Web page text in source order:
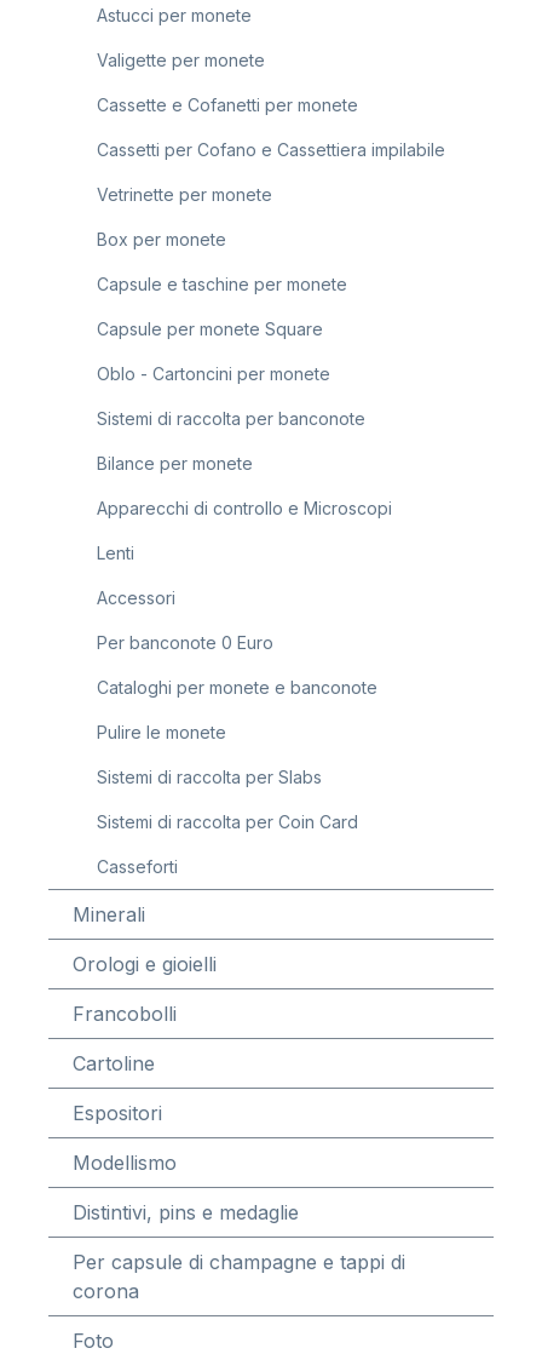
Astucci per monete
Valigette per monete
Cassette e Cofanetti per monete
Cassetti per Cofano e Cassettiera impilabile
Vetrinette per monete
Box per monete
Capsule e taschine per monete
Capsule per monete Square
Oblo - Cartoncini per monete
Sistemi di raccolta per banconote
Bilance per monete
Apparecchi di controllo e Microscopi
Lenti
Accessori
Per banconote 0 Euro
Cataloghi per monete e banconote
Pulire le monete
Sistemi di raccolta per Slabs
Sistemi di raccolta per Coin Card
Casseforti
Minerali
Orologi e gioielli
Francobolli
Cartoline
Espositori
Modellismo
Distintivi, pins e medaglie
Per capsule di champagne e tappi di
corona
Foto